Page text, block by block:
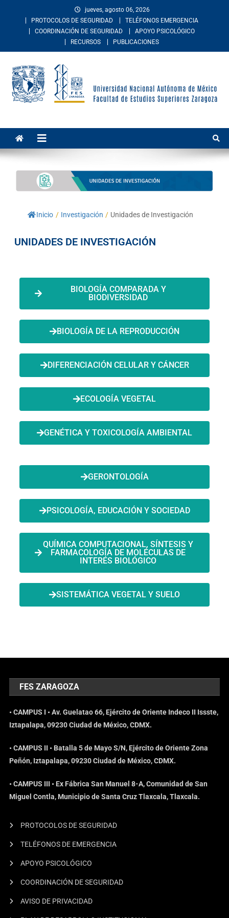
jueves, agosto 06, 2026
PROTOCOLOS DE SEGURIDAD
TELÉFONOS EMERGENCIA
COORDINACIÓN DE SEGURIDAD
APOYO PSICOLÓGICO
RECURSOS
PUBLICACIONES
Superiores Zaragoza
México. Imparte educación en los niveles de licenciatura y posgrado
en las áreas de las ciencias de la salud, sociales, del comportamiento,
Inicio / Investigación / Unidades de Investigación
UNIDADES DE INVESTIGACIÓN
BIOLOGÍA COMPARADA Y
BIODIVERSIDAD
BIOLOGÍA DE LA REPRODUCCIÓN
DIFERENCIACIÓN CELULAR Y CÁNCER
ECOLOGÍA VEGETAL
GENÉTICA Y TOXICOLOGÍA AMBIENTAL
GERONTOLOGÍA
PSICOLOGÍA, EDUCACIÓN Y SOCIEDAD
QUÍMICA COMPUTACIONAL, SÍNTESIS Y
FARMACOLOGÍA DE MOLÉCULAS DE
INTERÉS BIOLÓGICO
SISTEMÁTICA VEGETAL Y SUELO
FES ZARAGOZA
• CAMPUS I • Av. Guelatao 66, Ejército de Oriente Indeco II Issste,
Iztapalapa, 09230 Ciudad de México, CDMX.
• CAMPUS II • Batalla 5 de Mayo S/N, Ejército de Oriente Zona
Peñón, Iztapalapa, 09230 Ciudad de México, CDMX.
• CAMPUS III • Ex Fábrica San Manuel 8-A, Comunidad de San
Miguel Contla, Municipio de Santa Cruz Tlaxcala, Tlaxcala.
PROTOCOLOS DE SEGURIDAD
TELÉFONOS DE EMERGENCIA
APOYO PSICOLÓGICO
COORDINACIÓN DE SEGURIDAD
AVISO DE PRIVACIDAD